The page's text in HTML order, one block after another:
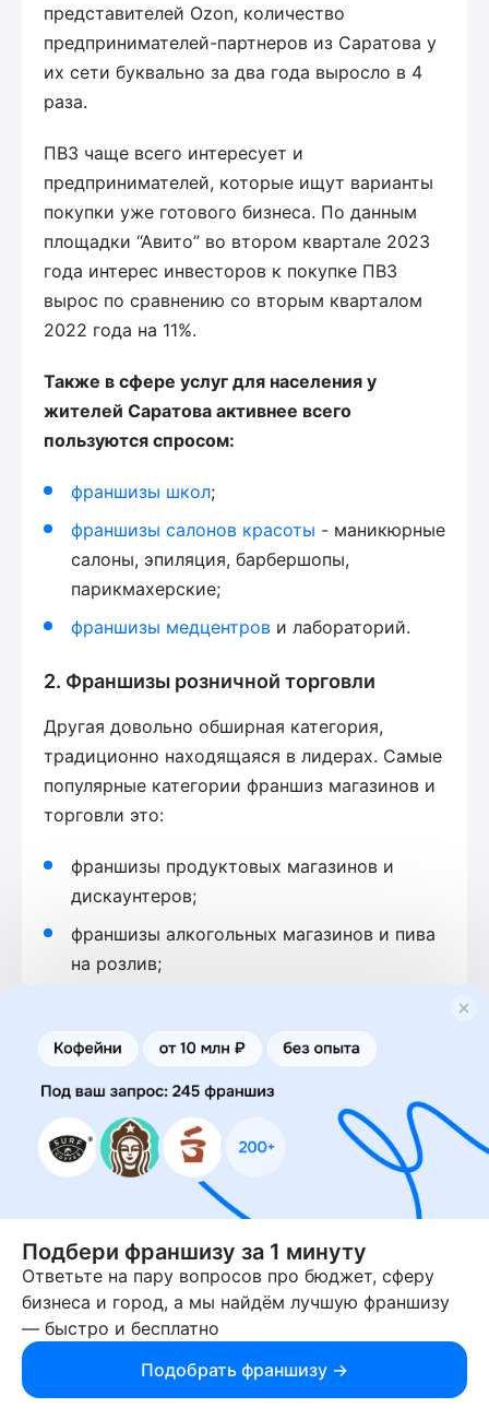
представителей Ozon, количество
предпринимателей-партнеров из Саратова у
их сети буквально за два года выросло в 4
раза.
ПВЗ чаще всего интересует и
предпринимателей, которые ищут варианты
покупки уже готового бизнеса. По данным
площадки “Авито” во втором квартале 2023
года интерес инвесторов к покупке ПВЗ
вырос по сравнению со вторым кварталом
2022 года на 11%.
Также в сфере услуг для населения у
жителей Саратова активнее всего
пользуются спросом:
франшизы школ;
франшизы салонов красоты - маникюрные
салоны, эпиляция, барбершопы,
парикмахерские;
франшизы медцентров и лабораторий.
2. Франшизы розничной торговли
Другая довольно обширная категория,
традиционно находящаяся в лидерах. Самые
популярные категории франшиз магазинов и
торговли это:
франшизы продуктовых магазинов и
дискаунтеров;
франшизы алкогольных магазинов и пива
на розлив;
франшизы пекарен;
Здесь наибольший интерес вызывают
франшизы (и если таковой нет, то прочие
предложения о сотрудничестве) от
крупнейших федеральных сетей, которые
чаще всего попадаются на глаза жителям
российских городов: FixPrice, “Красное и
Белое”, “Пятерочка” и другие.
3. Франшизы общественного питания
Общественное питание - другой
Подбери франшизу за 1 минуту
Ответьте на пару вопросов про бюджет, сферу
бизнеса и город, а мы найдём лучшую франшизу
— быстро и бесплатно
Подобрать франшизу →